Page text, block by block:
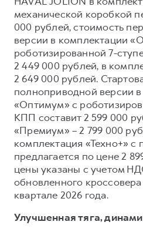
механической коробкой
000 рублей, стоимость
версии в комплектации
роботизированной 7-
2 449 000 рублей, в
2 649 000 рублей.
полноприводной версии
«Оптимум» с
КПП составит 2 599 000
«Премиум» – 2 799 000
комплектация «Техно+»
предлагается по цене 2
цены указаны с учетом
обновленного
квартале 2026 года.
Улучшенная тяга,